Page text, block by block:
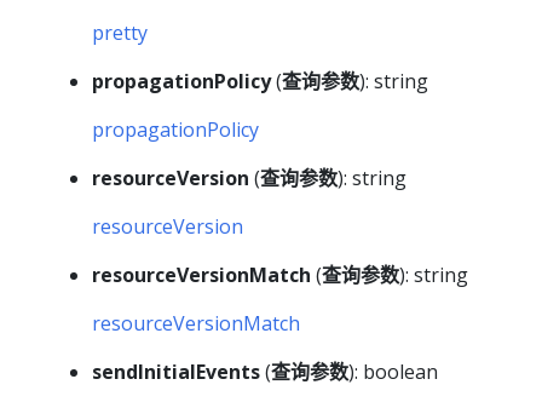
pretty
propagationPolicy(查询参数): string
propagationPolicy
resourceVersion (查询参数): string
resourceVersion
resourceVersionMatch (查询参数): string
resourceVersionMatch
sendInitialEvents(查询参数): boolean